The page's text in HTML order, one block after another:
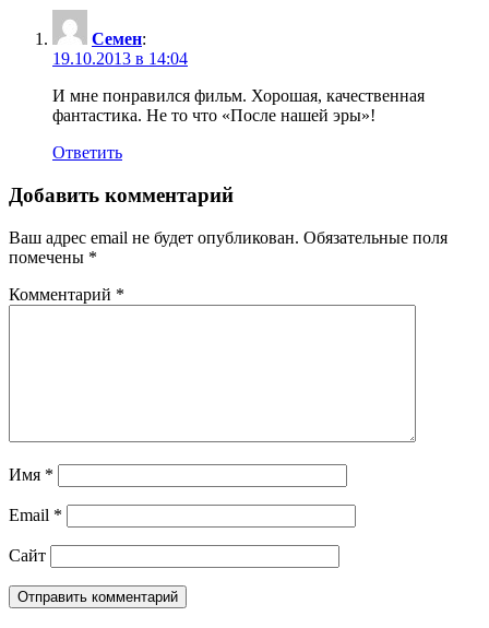
Семен:
19.10.2013 в 14:04
И мне понравился фильм. Хорошая, качественная
фантастика. Не то что «После нашей эры»!
Ответить
Добавить комментарий
Ваш адрес email не будет опубликован. Обязательные поля
помечены *
Комментарий *
Имя *
Email *
Сайт